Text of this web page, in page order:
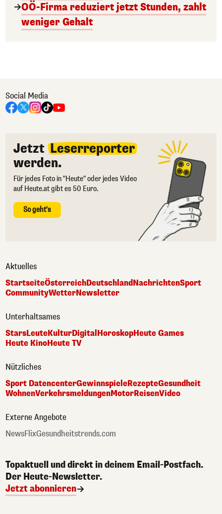
OÖ-Firma reduziert jetzt Stunden, zahlt
weniger Gehalt
Social Media
Jetzt Leserreporter
werden.
Für jedes Foto in "Heute" oder jedes Video
auf Heute.at gibt es 50 Euro.
So geht's
Aktuelles
StartseiteÖsterreichDeutschlandNachrichtenSport
CommunityWetterNewsletter
Unterhaltsames
StarsLeuteKulturDigital HoroskopHeute Games
Heute KinoHeute TV
Nützliches
Sport DatencenterGewinnspieleRezepteGesundheit
WohnenVerkehrsmeldungenMotorReisenVideo
Externe Angebote
NewsFlixGesundheitstrends.com
Topaktuell und direkt in deinem Email-Postfach.
Der Heute-Newsletter.
Jetzt abonnieren